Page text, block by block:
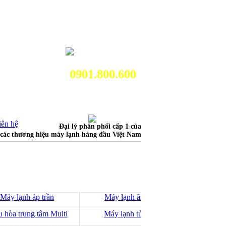
0901.800.600
hệ
Đại lý phân phối cấp 1 của
các thương hiệu máy lạnh hàng đầu Việt Nam
Máy lạnh âm trần
Máy lạnh áp trần
Máy lạnh tủ đứng
hòa trung tâm Multi